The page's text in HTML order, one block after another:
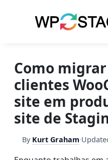
Como
clientes
site em
site de
By Kurt Graham·